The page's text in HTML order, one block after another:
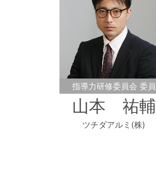
指導力研修委員会 委員
山本 祐輔
ツチダアルミ(株)